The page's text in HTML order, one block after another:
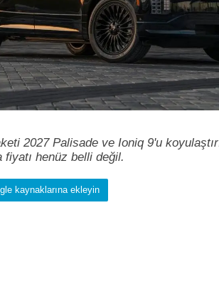
2027 Palisade ve Ioniq 9'u
henüz belli değil.
kaynaklarına ekleyin